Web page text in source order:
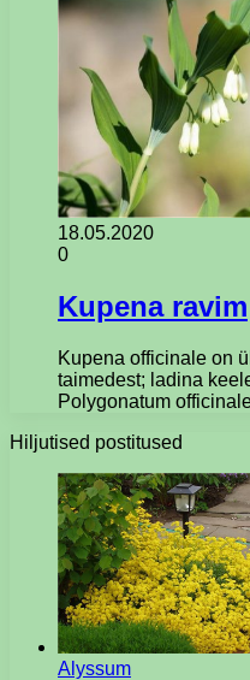
18.05.2020
0
Kupena ravim
Kupena officinale on
taimedest; ladina
Polygonatum
Hiljutised postitused
Alyssum